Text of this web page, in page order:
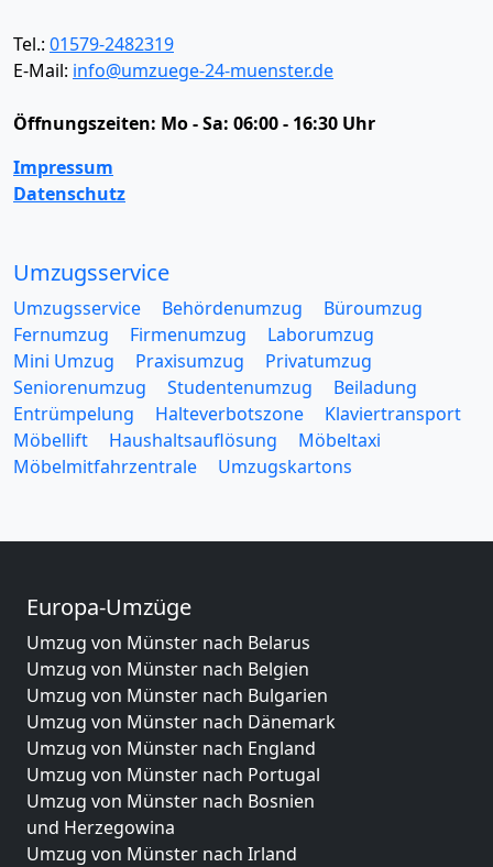
Tel.: 01579-2482319
E-Mail: info@umzuege-24-muenster.de
Öffnungszeiten: Mo - Sa: 06:00 - 16:30 Uhr
Impressum
Datenschutz
Umzugsservice
Umzugsservice Behördenumzug
Büroumzug
Fernumzug
Firmenumzug
Laborumzug
Mini Umzug
Praxisumzug
Privatumzug
Seniorenumzug
Studentenumzug
Beiladung
Entrümpelung
Halteverbotszone
Klaviertransport
Möbellift
Haushaltsauflösung
Möbeltaxi
Möbelmitfahrzentrale
Umzugskartons
Europa-Umzüge
Umzug von Münster nach Belarus
Umzug von Münster nach Belgien
Umzug von Münster nach Bulgarien
Umzug von Münster nach Dänemark
Umzug von Münster nach England
Umzug von Münster nach Portugal
Umzug von Münster nach Bosnien
und Herzegowina
Umzug von Münster nach Irland